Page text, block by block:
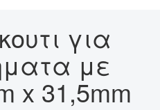
για
με
x 31,5mm